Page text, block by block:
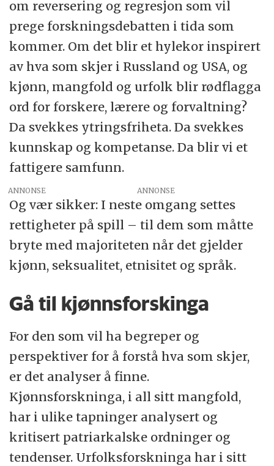
om reversering og regresjon som vil
prege forskningsdebatten i tida som
kommer. Om det blir et hylekor inspirert
av hva som skjer i Russland og USA, og
kjønn, mangfold og urfolk blir rødflagga
ord for forskere, lærere og forvaltning?
Da svekkes ytringsfriheta. Da svekkes
kunnskap og kompetanse. Da blir vi et
fattigere samfunn.
ANNONSE
Og vær sikker: I neste omgang settes
rettigheter på spill – til dem som måtte
bryte med majoriteten når det gjelder
kjønn, seksualitet, etnisitet og språk.
Gå til kjønnsforskinga
For den som vil ha begreper og
perspektiver for å forstå hva som skjer,
er det analyser å finne.
Kjønnsforskninga, i all sitt mangfold,
har i ulike tapninger analysert og
kritisert patriarkalske ordninger og
tendenser. Urfolksforskninga har i sitt